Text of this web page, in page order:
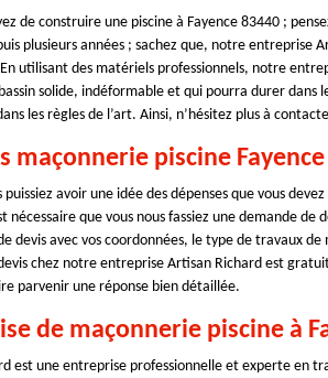
de construire une piscine à Fayence 83440 ;
plusieurs années ; sachez que, notre
utilisant des matériels professionnels, notre
solide, indéformable et qui pourra durer dans
les règles de l’art. Ainsi, n’hésitez plus à
maçonnerie piscine
puissiez avoir une idée des dépenses que vous
nécessaire que vous nous fassiez une demande
devis avec vos coordonnées, le type de travaux
chez notre entreprise Artisan Richard est
parvenir une réponse bien détaillée.
de maçonnerie piscine à
est une entreprise professionnelle et experte en